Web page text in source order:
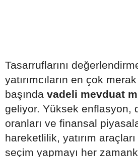
Tasarruflarını
yatırımcıların en çok
başında vadeli mevduat
geliyor. Yüksek enflasyon,
oranları ve finansal
hareketlilik, yatırım
seçim yapmayı her